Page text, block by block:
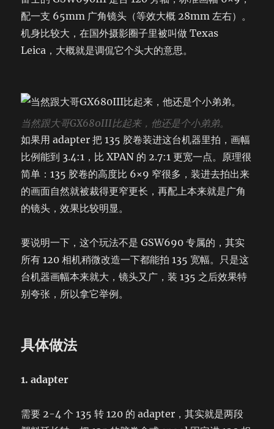
配一支 65mm 广角镜头（等效大概 28mm 左右）。
机身比较大，在国外摄影圈子里被叫做 Texas
Leica，大概就是调侃它个头大的意思。
当然跟大哥GX680III比起来，他还是个小弟弟。
如果用 adapter 把 135 胶卷装进这台机器里拍，画幅
比例能到 3.4:1，比 XPAN 的 2.7:1 更宽一点。原理很
简单：135 胶卷的高度比 6×9 窄很多，装进去拍出来
的画面自然就被裁得更窄更长，再配上本来就是广角
的镜头，效果比较明显。
要说明一下，这个玩法不是 GSW690 专属的，其实
所有 120 相机稍微改造一下都能拍 135 宽幅。只是这
台机器画幅本来就大，镜头又广，装 135 之后效果特
别夸张，所以拿它举例。
具体做法
1. adapter
需要 2-4 个 135 转 120 的 adapter，其实就是两段